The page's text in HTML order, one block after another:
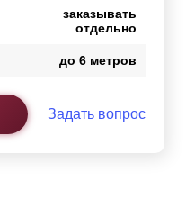
заказывать
отдельно
до 6 метров
Задать вопрос